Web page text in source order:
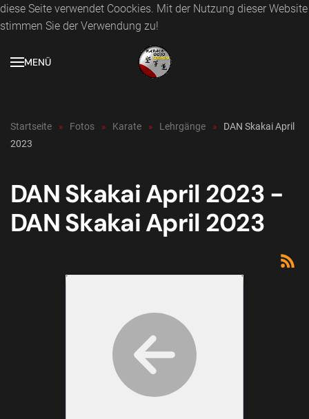
diese Seite verwendet Coockies. Mit der Nutzung dieser Website
stimmen Sie der Verwendung zu!
MENÜ
Startseite Fotos Karate Lehrgänge
DAN Skakai April
2023
DAN Skakai April 2023 -
DAN Skakai April 2023